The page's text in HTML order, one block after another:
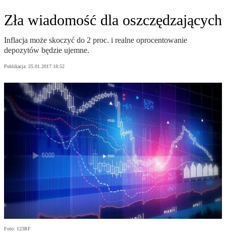
Zła wiadomość dla oszczędzających
Inflacja może skoczyć do 2 proc. i realne oprocentowanie
depozytów będzie ujemne.
Publikacja: 25.01.2017 18:52
Foto: 123RF